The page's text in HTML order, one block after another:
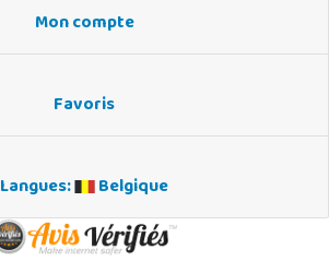
Mon compte
Favoris
Langues: Belgique